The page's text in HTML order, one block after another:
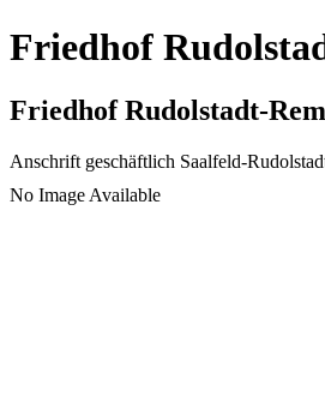
Friedhof
Friedhof Rudolstadt-
Anschrift geschäftlich Saalfeld-
No Image Available